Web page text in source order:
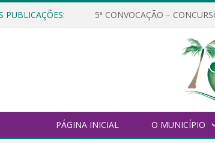
PUBLICAÇÕES: 5ª CONVOCAÇÃO –
PÁGINA INICIAL O MUNICÍPIO